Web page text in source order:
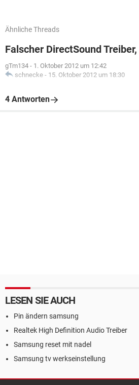
Ähnliche Threads
Falscher DirectSound
gTm134 - 1. Oktober 2012 um 12:42
schnecke - 15. Oktober 2012 um 18:30
4 Antworten
LESEN SIE AUCH
Pin ändern samsung
Realtek High Definition Audio Treiber
Samsung reset mit nadel
Samsung tv werkseinstellung